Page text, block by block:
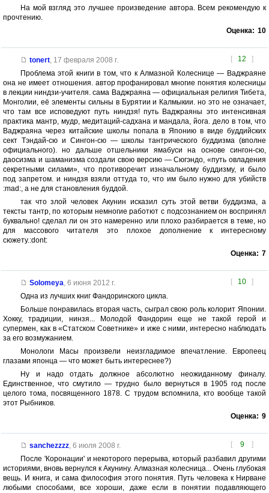
На мой взгляд это лучшее произведение автора. Всем рекомендую к
прочтению.
Оценка: 10
[ 12 ]
tonert, 17 февраля 2008 г.
Проблема этой книги в том, что к Алмазной Колеснице — Ваджраяне
она не имеет отношения. автор профанировал многие понятия колесницы
в лекции ниндзи-учителя. сама Ваджраяна — официальная религия Тибета,
Монголии, её элементы сильны в Бурятии и Калмыкии. но это не означает,
что там все исповедуют путь ниндзя! путь Ваджраяны это интенсивная
практика мантр, мудр, медитаций-садхана и мандала, йога. дело в том, что
Ваджраяна через китайские школы попала в Японию в виде буддийских
сект Тэндай-сю и Сингон-сю — школы тантрического буддизма (вполне
официального). но дальше отшельники ямабуси на основе сингон-сю,
даосизма и шаманизма создали свою версию — Сюгэндо, «путь овладения
секретными силами», что противоречит изначальному буддизму, и было
под запретом. и ниндзя взяли оттуда то, что им было нужно для убийств
:mad:, а не для становления буддой.
так что злой человек Акунин исказил суть этой ветви буддизма, а
тексты тантр, по которым немногие работют с подсознанием он воспринял
буквально! сделал ли он это намеренно или плохо разбирается в теме, но
для массового читателя это плохое дополнение к интересному
сюжету.:dont:
Оценка: 7
[ 10 ]
Solomeya, 6 июня 2012 г.
Одна из лучших книг Фандоринского цикла.
Больше понравилась вторая часть, сыграл свою роль колорит Японии.
Хокку, традиции, нинзя... Молодой Фандорин еще не такой герой и
супермен, как в «Статском Советнике» и иже с ними, интересно наблюдать
за его возмужанием.
Монологи Масы произвели неизгладимое впечатление. Европеец
глазами японца — что может быть интереснее?)
Ну и надо отдать должное абсолютно неожиданному финалу.
Единственное, что смутило — трудно было вернуться в 1905 год после
целого тома, посвященного 1878. С трудом вспомнила, кто вообще такой
этот Рыбников.
Оценка: 9
[ 9 ]
sanchezzzz, 6 июля 2008 г.
После 'Коронации' и некоторого перерыва, который разбавил другими
историями, вновь вернулся к Акунину. Алмазная колесница... Очень глубокая
вещь. И книга, и сама философия этого понятия. Путь человека к Нирване
любыми способами, все хороши, даже если в понятии подавляющего